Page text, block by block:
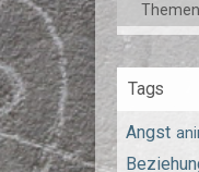
Themen
Tags
Angst